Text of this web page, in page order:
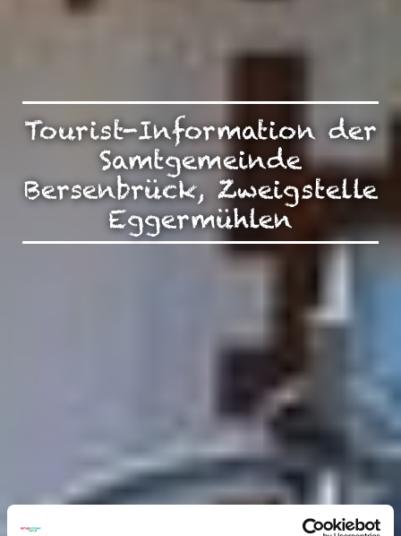
Tourist-Information der
Samtgemeinde
Bersenbrück, Zweigstelle
Eggermühlen